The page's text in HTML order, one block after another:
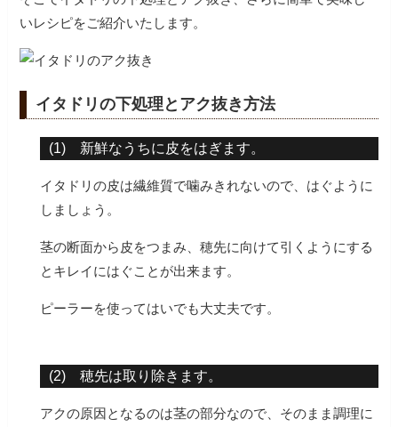
いレシピをご紹介いたします。
イタドリの下処理とアク抜き方法
(1) 新鮮なうちに皮をはぎます。
イタドリの皮は繊維質で噛みきれないので、はぐように
しましょう。
茎の断面から皮をつまみ、穂先に向けて引くようにする
とキレイにはぐことが出来ます。
ピーラーを使ってはいでも大丈夫です。
(2) 穂先は取り除きます。
アクの原因となるのは茎の部分なので、そのまま調理に